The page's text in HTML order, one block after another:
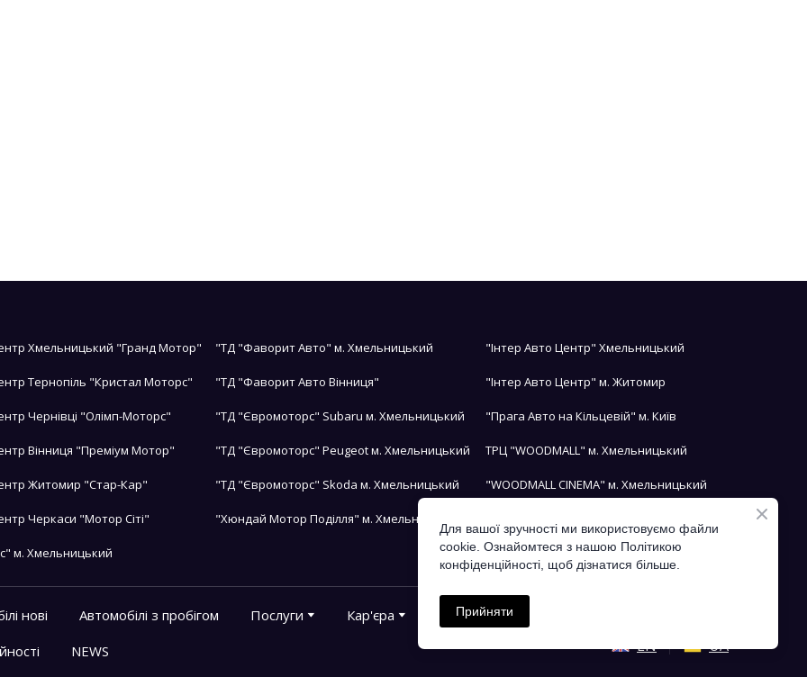
Хмельницький "Гранд Мотор"
Тернопіль "Кристал Моторс"
Чернівці "Олімп-Моторс"
Вінниця "Преміум Мотор"
Житомир "Стар-Кар"
Черкаси "Мотор Сіті"
м. Хмельницький
"ТД "Фаворит Авто" м. Хмельницький
"ТД "Фаворит Авто Вінниця"
"ТД "Євромоторс" Subaru м. Хмельницький
"ТД "Євромоторс" Peugeot м. Хмельницький
"ТД "Євромоторс" Skoda м. Хмельницький
"Хюндай Мотор Поділля" м. Хмельницький
"Інтер Авто Центр" Хмельницький
"Інтер Авто Центр" м. Житомир
"Прага Авто на Кільцевій" м. Київ
ТРЦ "WOODMALL" м. Хмельницький
"WOODMALL CINEMA" м. Хмельницький
нові Автомобілі з пробігом Послуги Кар'єра
Контакти
NEWS EN UA
Для вашої зручності ми використовуємо файли
cookie. Ознайомтеся з нашою Політикою
конфіденційності, щоб дізнатися більше.
Прийняти